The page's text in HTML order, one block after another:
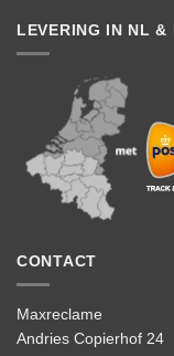
LEVERING IN NL &
CONTACT
Maxreclame
Andries Copierhof 24